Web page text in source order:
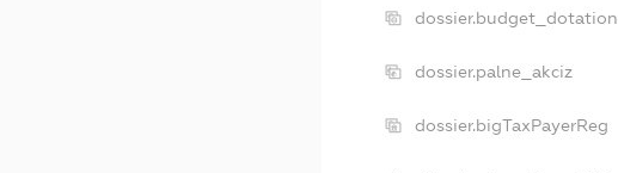
dossier.budget_dotation
dossier.palne_akciz
dossier.bigTaxPayerReg